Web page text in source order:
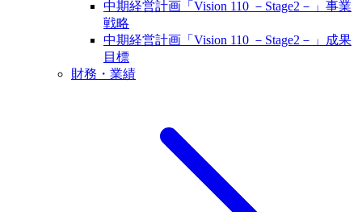
中期経営計画「Vision 110 －Stage2－」事業
戦略
中期経営計画「Vision 110 －Stage2－」成果
目標
財務・業績